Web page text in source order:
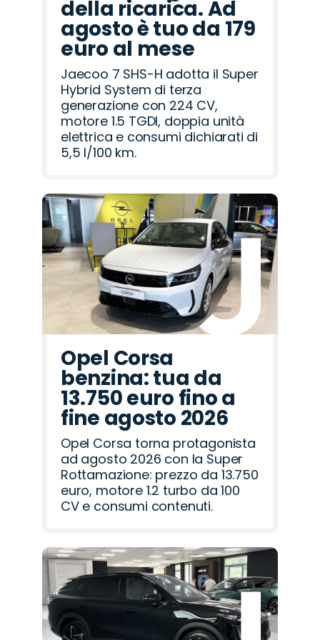
della ricarica. Ad
agosto è tuo da 179
euro al mese
Jaecoo 7 SHS-H adotta il Super
Hybrid System di terza
generazione con 224 CV,
motore 1.5 TGDI, doppia unità
elettrica e consumi dichiarati di
5,5 l/100 km.
Opel Corsa
benzina: tua da
13.750 euro fino a
fine agosto 2026
Opel Corsa torna protagonista
ad agosto 2026 con la Super
Rottamazione: prezzo da 13.750
euro, motore 1.2 turbo da 100
CV e consumi contenuti.